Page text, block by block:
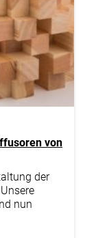
von
der
nun